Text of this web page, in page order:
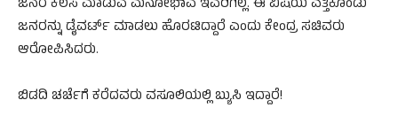
ಜನರ ಕೆಲಸ ಮಾಡುವ ಮನೋಭಾವ ಇವರಿಗಿಲ್ಲ. ಈ ವಿಷಯ ಎತ್ತಿಕೊಂಡು
ಜನರನ್ನು ಡೈವರ್ಟ್ ಮಾಡಲು ಹೊರಟಿದ್ದಾರೆ ಎಂದು ಕೇಂದ್ರ ಸಚಿವರು
ಆರೋಪಿಸಿದರು.
ಬಿಡದಿ ಚರ್ಚೆಗೆ ಕರೆದವರು ವಸೂಲಿಯಲ್ಲಿ ಬ್ಯುಸಿ ಇದ್ದಾರೆ!